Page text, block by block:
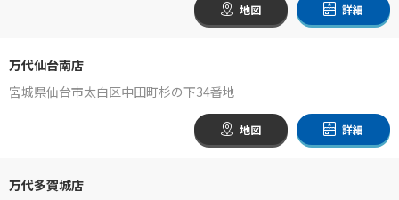
地図 詳細
万代仙台南店
宮城県仙台市太白区中田町杉の下34番地
地図 詳細
万代多賀城店